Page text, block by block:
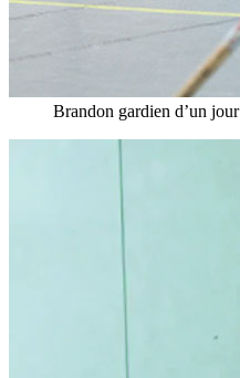
Brandon gardien d’un jour